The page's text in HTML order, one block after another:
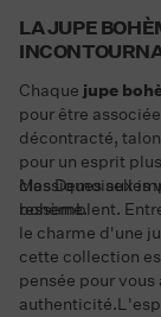
LA JUPE
Chaque jupe
pour être
décontracté,
pour un esprit
classiques aux
bohème.
Mes Demoiselles
ressemblent.
le charme d'une
cette collection
pensée pour